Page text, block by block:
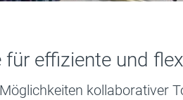
für effiziente und
kollaborativer